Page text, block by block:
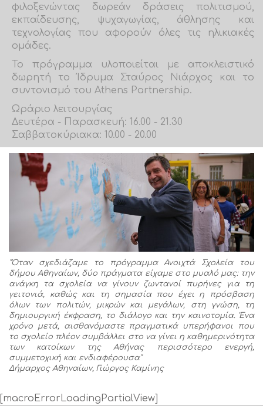
φιλοξενώντας δωρεάν δράσεις πολιτισμού,
εκπαίδευσης, ψυχαγωγίας, άθλησης και
τεχνολογίας που αφορούν όλες τις ηλικιακές
ομάδες.
Το πρόγραμμα υλοποιείται με αποκλειστικό
δωρητή το Ίδρυμα Σταύρος Νιάρχος και το
συντονισμό του Athens Partnership.
Ωράριο λειτουργίας
Δευτέρα - Παρασκευή: 16.00 - 21.30
Σαββατοκύριακα: 10.00 - 20.00
"Όταν σχεδιάζαμε το πρόγραμμα Ανοιχτά Σχολεία του
δήμου Αθηναίων, δύο πράγματα είχαμε στο μυαλό μας: την
ανάγκη τα σχολεία να γίνουν ζωντανοί πυρήνες για τη
γειτονιά, καθώς και τη σημασία που έχει η πρόσβαση
όλων των πολιτών, μικρών και μεγάλων, στη γνώση, τη
δημιουργική έκφραση, το διάλογο και την καινοτομία. Ένα
χρόνο μετά, αισθανόμαστε πραγματικά υπερήφανοι που
το σχολείο πλέον συμβάλλει στο να γίνει η καθημερινότητα
των κατοίκων της Αθήνας περισσότερο ενεργή,
συμμετοχική και ενδιαφέρουσα"
Δήμαρχος Αθηναίων, Γιώργος Καμίνης
[macroErrorLoadingPartialView]